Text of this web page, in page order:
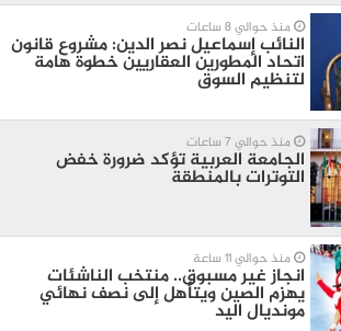
منذ حوالي 8 ساعات
النائب إسماعيل نصر الدين: مشروع قانون
اتحاد المطورين العقاريين خطوة هامة
لتنظيم السوق
منذ حوالي 7 ساعات
الجامعة العربية تؤكد ضرورة خفض
التوترات بالمنطقة ‏
منذ حوالي 11 ساعة
انجاز غير مسبوق.. منتخب الناشئات
يهزم الصين ويتأهل إلى نصف نهائي
مونديال اليد